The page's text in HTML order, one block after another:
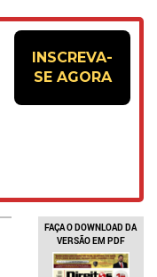
FAÇA O DOWNLOAD DA
VERSÃO EM PDF